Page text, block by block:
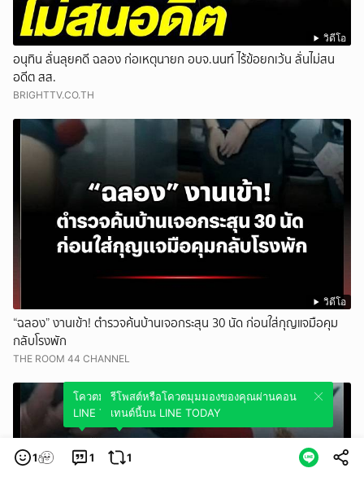
วิดีโอ
อนุทิน ลั่นลุยคดี ฉลอง ก่อเหตุนายก อบจ.นนท์ ไร้ข้อยกเว้น ลั่นไม่สน
อดีต สส.
BRIGHTTV.CO.TH
วิดีโอ
“ฉลอง” งานเข้า! ตำรวจค้นบ้านเจอกระสุน 30 นัด ก่อนใส่กุญแจมือคุม
กลับโรงพัก
THE ROOM 44 CHANNEL
1 1
โควตมุมมองของคุณผ่านคอนเทนต์นี้บน
LINE TODAY
1
รีโพสต์หรือโควตมุมมองของคุณผ่านคอน
เทนต์นี้บน LINE TODAY